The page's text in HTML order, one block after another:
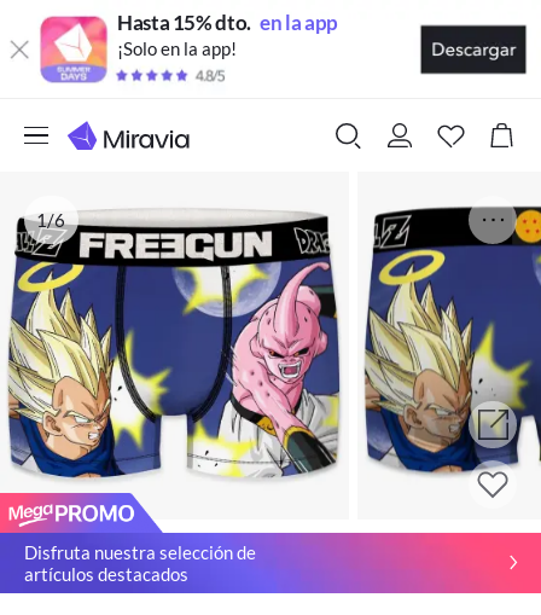
Hasta 15% dto. en la app
¡Solo en la app!
1/6
Disfruta nuestra selección de
artículos destacados